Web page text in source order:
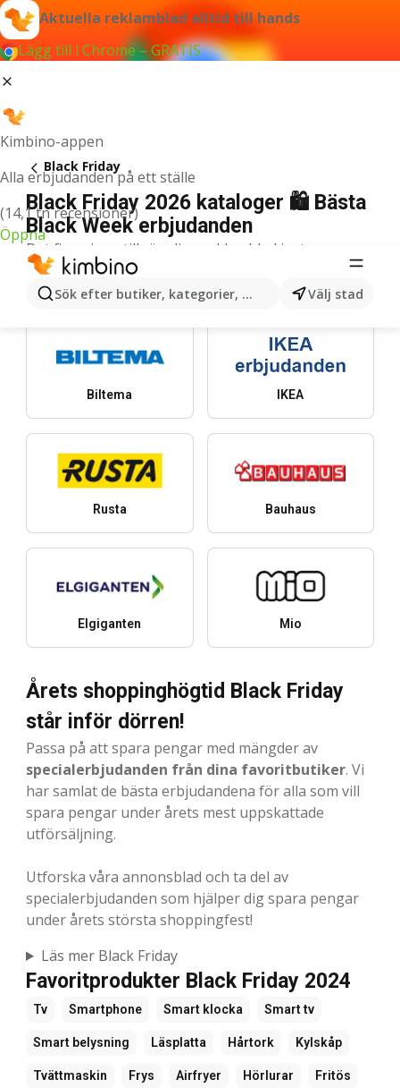
Aktuella reklamblad alltid till hands
Lägg till i Chrome – GRATIS
Kimbino-appen
Alla erbjudanden på ett ställe
(14,1 tn recensioner)
Öppna
Sök efter butiker, kategorier, produkter...Välj stad
Black Friday
Black Friday 2026 kataloger 🛍️ Bästa
Black Week erbjudanden
Det finns inga tillgängliga reklamblad just nu.
De bästa butikerna
Biltema IKEA
Rusta Bauhaus
Elgiganten Mio
Årets shoppinghögtid Black Friday
står inför dörren!
Passa på att spara pengar med mängder av
specialerbjudanden från dina favoritbutiker. Vi
har samlat de bästa erbjudandena för alla som vill
spara pengar under årets mest uppskattade
utförsäljning.
Utforska våra annonsblad och ta del av
specialerbjudanden som hjälper dig spara pengar
under årets största shoppingfest!
Läs mer Black Friday
Favoritprodukter Black Friday 2024
Tv Smartphone Smart klocka Smart tv
Smart belysning Läsplatta Hårtork Kylskåp
Tvättmaskin Frys Airfryer Hörlurar Fritös